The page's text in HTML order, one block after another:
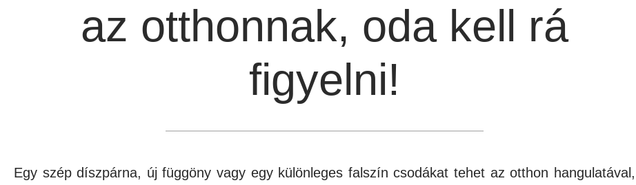
az otthonnak, oda kell rá
figyelni!
Egy szép díszpárna, új függöny vagy egy különleges falszín csodákat tehet az otthon hangulatával,